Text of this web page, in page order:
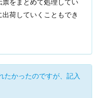
票をまとめて処理してい
荷していくこともでき
たかったのですが、記入